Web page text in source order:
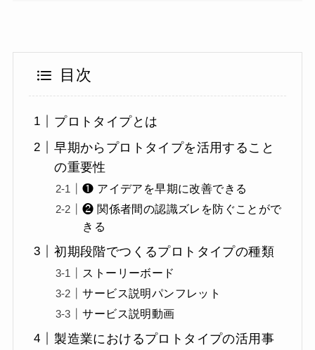
目次
プロトタイプとは
早期からプロトタイプを活用すること
の重要性
❶ アイデアを早期に改善できる
❷ 関係者間の認識ズレを防ぐことがで
きる
初期段階でつくるプロトタイプの種類
ストーリーボード
サービス説明パンフレット
サービス説明動画
製造業におけるプロトタイプの活用事